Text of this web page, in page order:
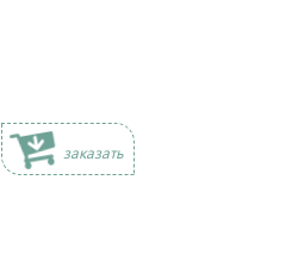
заказать